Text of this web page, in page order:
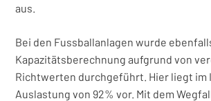
aus.
Bei den Fussballanlagen wurde
Kapazitätsberechnung aufgrund von
Richtwerten durchgeführt. Hier liegt im
Auslastung von 92% vor. Mit dem